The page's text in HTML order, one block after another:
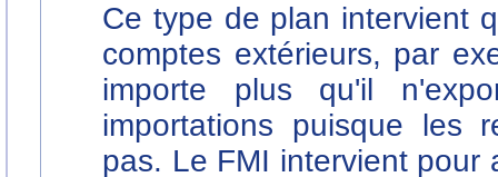
Ce type de plan intervient
comptes extérieurs, par
importe plus qu'il
importations puisque les
pas. Le FMI intervient pour